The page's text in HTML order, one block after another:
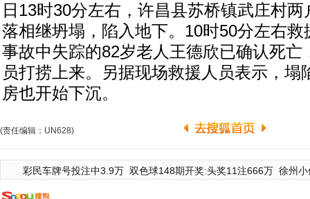
日13时30分左右，许昌县苏桥镇武庄村
落相继坍塌，陷入地下。10时50分左右
事故中失踪的82岁老人王德欣已确认死亡
员打捞上来。另据现场救援人员表示，塌
房也开始下沉。
(责任编辑：UN628)
彩民车牌号投注中3.9万 双色球148期开奖:头奖11注666万 徐州